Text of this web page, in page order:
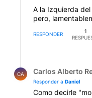
A la Izquierda
pero,
RESPONDER
1
CA Carlos Alberto
Responder a Daniel
Como decirle